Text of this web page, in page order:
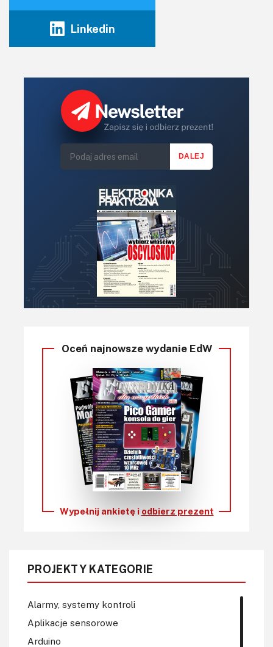
Linkedin
Oceń najnowsze wydanie EdW
Wypełnij ankietę i odbierz prezent
PROJEKTY KATEGORIE
Alarmy, systemy kontroli
Aplikacje sensorowe
Arduino